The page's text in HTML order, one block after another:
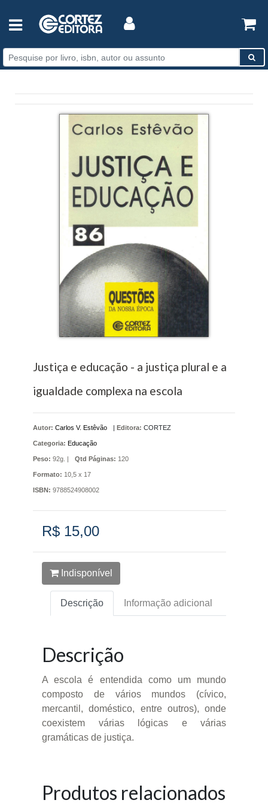
Justiça e educação - a justiça plural e a
igualdade complexa na escola
Autor: Carlos V. Estêvão | Editora: CORTEZ
Categoria: Educação
Peso: 92g. | Qtd Páginas: 120
Formato: 10,5 x 17
ISBN: 9788524908002
R$ 15,00
Indisponível
Descrição Informação adicional
Descrição
A escola é entendida como um mundo
composto de vários mundos (cívico,
mercantil, doméstico, entre outros), onde
coexistem várias lógicas e várias
gramáticas de justiça.
Produtos relacionados